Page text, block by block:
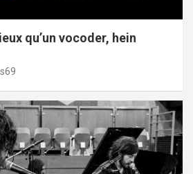
qu’un vocoder, hein